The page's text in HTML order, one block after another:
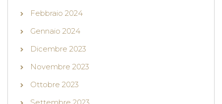
Febbraio 2024
Gennaio 2024
Dicembre 2023
Novembre 2023
Ottobre 2023